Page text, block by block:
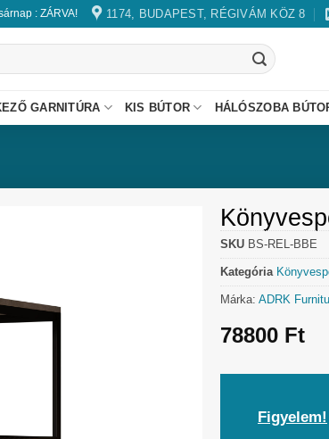
: ZÁRVA! 1174, BUDAPEST, RÉGIVÁM KÖZ 8
GARNITÚRA KIS BÚTOR HÁLÓSZOBA
SKU BS-REL-BBE
Kategória
Márka: ADRK
78800 Ft
Figyelem!